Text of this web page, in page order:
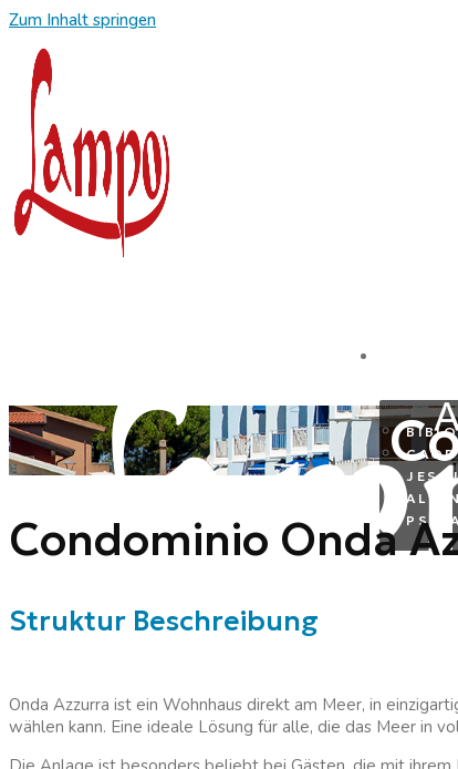
Zum Inhalt springen
PS
Condominio Onda
Struktur Beschreibung
Onda Azzurra ist ein Wohnhaus direkt am Meer, in
wählen kann. Eine ideale Lösung für alle, die das Meer in